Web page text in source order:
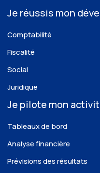
Je réussis mon
Comptabilité
Fiscalité
Social
Juridique
Je pilote mon
Tableaux de bord
Analyse financière
Prévisions des résultats